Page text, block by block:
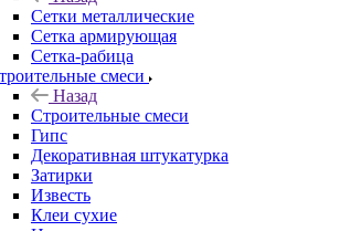
Сетки металлические
Сетка армирующая
Сетка-рабица
смеси
Назад
Строительные смеси
Гипс
Декоративная штукатурка
Затирки
Известь
Клеи сухие